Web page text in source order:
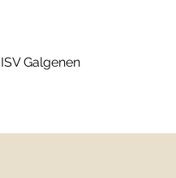
Galgenen